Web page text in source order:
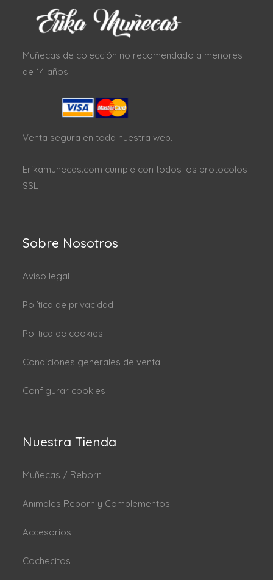
Muñecas de colección no recomendado a menores
de 14 años
Venta segura en toda nuestra web.
Erikamunecas.com cumple con todos los protocolos
SSL
Sobre Nosotros
Aviso legal
Política de privacidad
Politica de cookies
Condiciones generales de venta
Configurar cookies
Nuestra Tienda
Muñecas / Reborn
Animales Reborn y Complementos
Accesorios
Cochecitos